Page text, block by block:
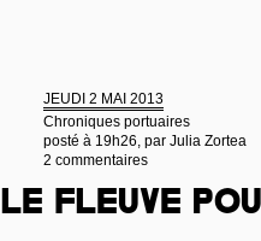
JEUDI 2 MAI 2013
Chroniques portuaires
posté à 19h26, par Julia Zortea
2 commentaires
Le fleuve